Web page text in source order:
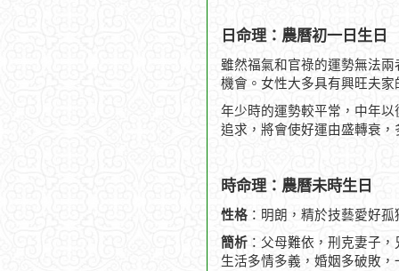
日命理：農曆初一日生日
雖然福氣和官祿的運勢無法
機會。女性大多具有興旺夫
年少時的運勢較平常，中年
追求，將會使好運由盛轉衰
時命理：農曆未時生日
性格 ：明朗，精於技藝愛好
簡析 ：父母難依，刑克妻子
生活多情多義，婚姻多破敗